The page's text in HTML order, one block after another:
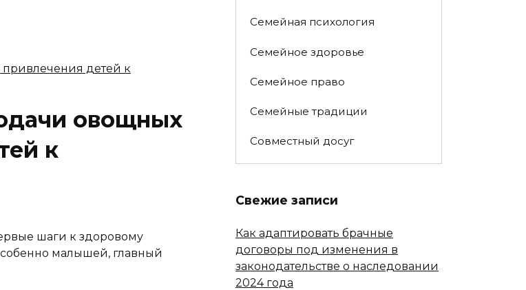
овощных
к
шаги к здоровому
малышей, главный
Семейная психология
Семейное здоровье
Семейное право
Семейные традиции
Совместный досуг
Свежие записи
Как адаптировать брачные
договоры под изменения в
законодательстве о наследовании
2024 года